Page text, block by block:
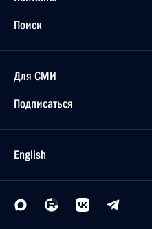
Поиск
Для СМИ
Подписаться
English